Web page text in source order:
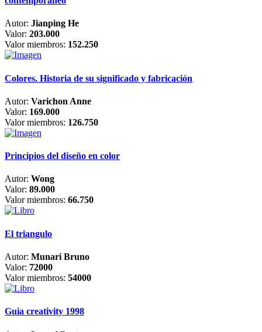
Autor: Jianping He
Valor: 203.000
Valor miembros: 152.250
Colores. Historia de su significado y fabricación
Autor: Varichon Anne
Valor: 169.000
Valor miembros: 126.750
Principios del diseño en color
Autor: Wong
Valor: 89.000
Valor miembros: 66.750
El triangulo
Autor: Munari Bruno
Valor: 72000
Valor miembros: 54000
Guia creativity 1998